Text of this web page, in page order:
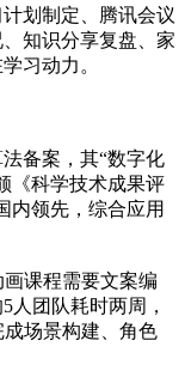
划制定、腾讯会议
知识分享复盘、家
习动力。
备案，其“数字化
《科学技术成果评
内领先，综合应用
课程需要文案编
人团队耗时两周，
场景构建、角色